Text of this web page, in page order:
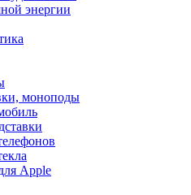
энергии
моноподы
Apple